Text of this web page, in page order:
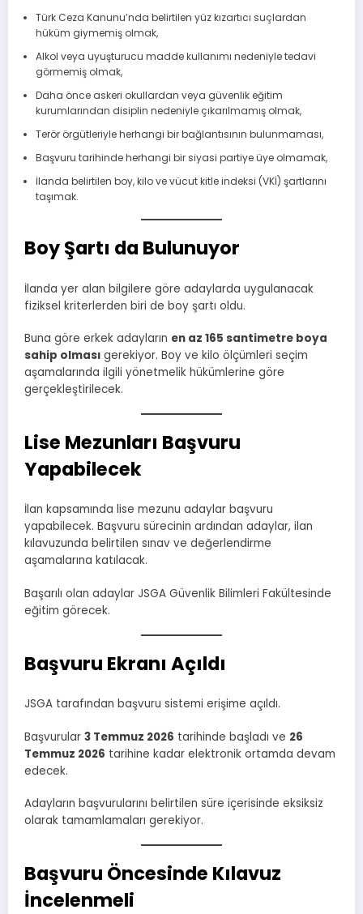
Türk Ceza Kanunu’nda belirtilen yüz kızartıcı suçlardan
hüküm giymemiş olmak,
Alkol veya uyuşturucu madde kullanımı nedeniyle tedavi
görmemiş olmak,
Daha önce askeri okullardan veya güvenlik eğitim
kurumlarından disiplin nedeniyle çıkarılmamış olmak,
Terör örgütleriyle herhangi bir bağlantısının bulunmaması,
Başvuru tarihinde herhangi bir siyasi partiye üye olmamak,
İlanda belirtilen boy, kilo ve vücut kitle indeksi (VKİ) şartlarını
taşımak.
Boy Şartı da Bulunuyor
İlanda yer alan bilgilere göre adaylarda uygulanacak
fiziksel kriterlerden biri de boy şartı oldu.
Buna göre erkek adayların en az 165 santimetre boya
sahip olması gerekiyor. Boy ve kilo ölçümleri seçim
aşamalarında ilgili yönetmelik hükümlerine göre
gerçekleştirilecek.
Lise Mezunları Başvuru
Yapabilecek
İlan kapsamında lise mezunu adaylar başvuru
yapabilecek. Başvuru sürecinin ardından adaylar, ilan
kılavuzunda belirtilen sınav ve değerlendirme
aşamalarına katılacak.
Başarılı olan adaylar JSGA Güvenlik Bilimleri Fakültesinde
eğitim görecek.
Başvuru Ekranı Açıldı
JSGA tarafından başvuru sistemi erişime açıldı.
Başvurular 3 Temmuz 2026 tarihinde başladı ve 26
Temmuz 2026 tarihine kadar elektronik ortamda devam
edecek.
Adayların başvurularını belirtilen süre içerisinde eksiksiz
olarak tamamlamaları gerekiyor.
Başvuru Öncesinde Kılavuz
İncelenmeli